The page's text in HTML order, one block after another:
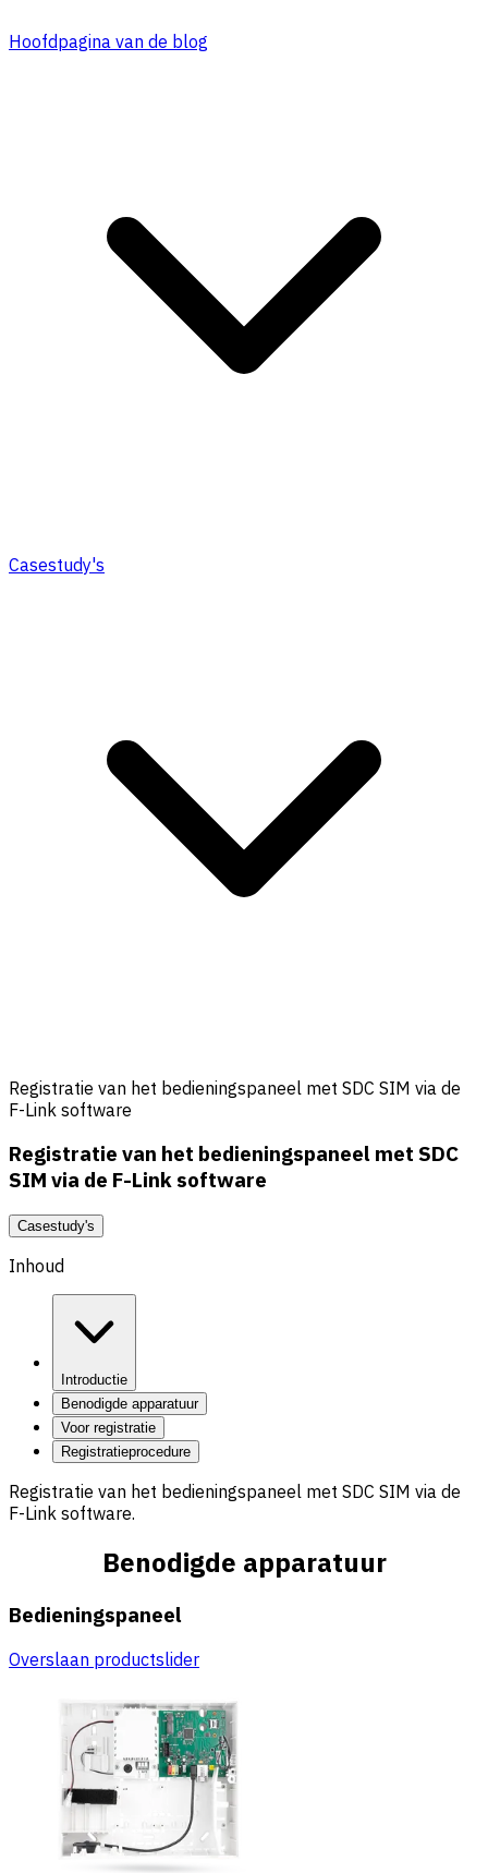
Hoofdpagina van de blog
Casestudy's
Registratie van het bedieningspaneel met SDC SIM via de
F-Link software
Registratie van het bedieningspaneel met SDC
SIM via de F-Link software
Casestudy's
Inhoud
Introductie
Benodigde apparatuur
Voor registratie
Registratieprocedure
Registratie van het bedieningspaneel met SDC SIM via de
F-Link software.
Benodigde apparatuur
Bedieningspaneel
Overslaan productslider